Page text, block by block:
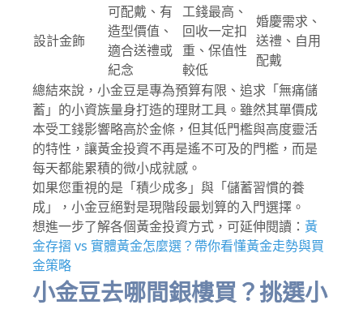
設計金飾
可配戴、有
造型價值、
適合送禮或
紀念
工錢最高、
回收一定扣
重、保值性
較低
婚慶需求、
送禮、自用
配戴
總結來說，小金豆是專為預算有限、追求「無痛儲
蓄」的小資族量身打造的理財工具。雖然其單價成
本受工錢影響略高於金條，但其低門檻與高度靈活
的特性，讓黃金投資不再是遙不可及的門檻，而是
每天都能累積的微小成就感。
如果您重視的是「積少成多」與「儲蓄習慣的養
成」，小金豆絕對是現階段最划算的入門選擇。
想進一步了解各個黃金投資方式，可延伸閱讀： 黃
金存摺 vs 實體黃金怎麼選？帶你看懂黃金走勢與買
金策略
小金豆去哪間銀樓買？挑選小